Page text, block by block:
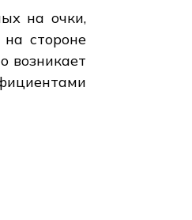
на очки,
стороне
возникает